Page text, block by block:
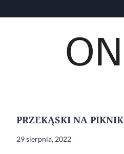
do
PRZEKĄSKI NA PIKNIK
29 sierpnia, 2022